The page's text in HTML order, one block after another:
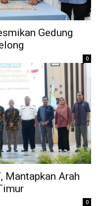
Gedung
0
Mantapkan Arah
0